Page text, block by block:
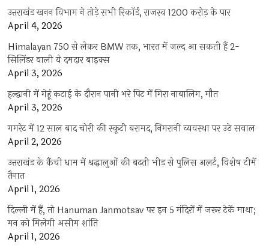
उत्तराखंड खनन विभाग ने तोड़े सभी रिकॉर्ड, राजस्व 1200 करोड़ के पार
April 4, 2026
Himalayan 750 से लेकर BMW तक, भारत में जल्द आ सकती हैं 2-
सिलिंडर वाली ये दमदार बाइक्स
April 3, 2026
हल्द्वानी में गेहूं कटाई के दौरान पानी भरे पिट में गिरा नाबालिग, मौत
April 3, 2026
गगरेट में 12 साल बाद चोरी की स्कूटी बरामद, निगरानी व्यवस्था पर उठे सवाल
April 2, 2026
उत्तराखंड के कैंची धाम में श्रद्धालुओं की बढ़ती भीड़ से पुलिस अलर्ट, विशेष टीमें
तैनात
April 1, 2026
दिल्ली में हैं, तो Hanuman Janmotsav पर इन 5 मंदिरों में जरूर टेकें माथा;
मन को मिलेगी असीम शांति
April 1, 2026